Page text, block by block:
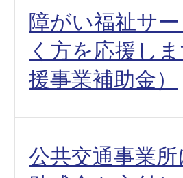
障がい福祉サ
く方を応援し
援事業補助金）
公共交通事業